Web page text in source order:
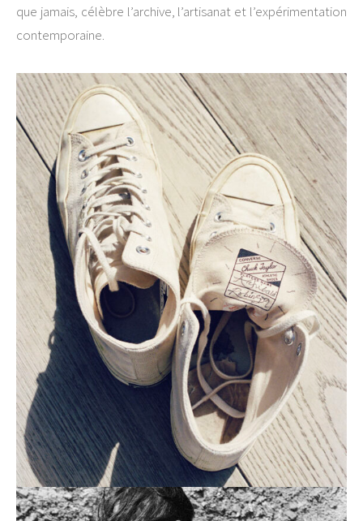
que jamais, célèbre l’archive, l’artisanat et l’expérimentation
contemporaine.